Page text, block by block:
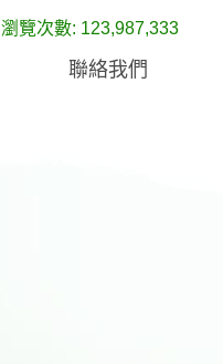
瀏覽次數: 123,987,333
聯絡我們